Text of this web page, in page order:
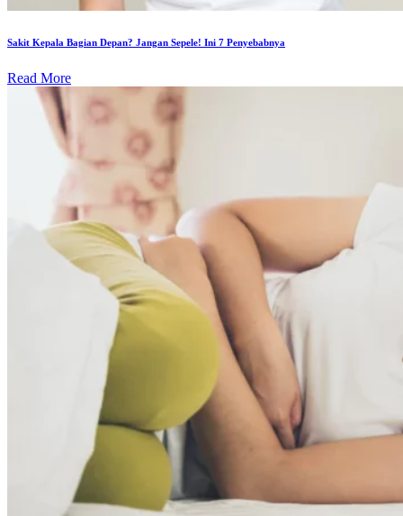
Sakit Kepala Bagian Depan? Jangan Sepele! Ini 7 Penyebabnya
Read More